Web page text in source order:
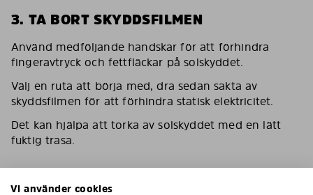
3. TA BORT SKYDDSFILMEN
Använd medföljande handskar för att förhindra
fingeravtryck och fettfläckar på solskyddet.
Välj en ruta att börja med, dra sedan sakta av
skyddsfilmen för att förhindra statisk elektricitet.
Det kan hjälpa att torka av solskyddet med en lätt
fuktig trasa.
Vi använder cookies